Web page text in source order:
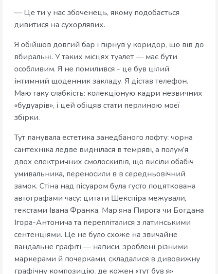
— Це ти у нас збоченець, якому подобається
дивитися на сухорлявих.
Я обійшов довгий бар і пірнув у коридор, що вів до
вбиральні. У таких місцях туалет — має бути
особливим. Я не помилився - це був цілий
інтимний щоденник закладу. Я дістав телефон.
Маю таку слабкість: колекціоную кадри незвичних
«будуарів», і цей обіцяв стати перлиною моєї
збірки.
Тут панувала естетика занедбаного лофту: чорна
сантехніка ледве виднілася в темряві, а полум’я
двох електричних смолоскипів, що висіли обабіч
умивальника, переносили в в середньовічний
замок. Стіна над пісуаром була густо поцяткована
автографами часу: цитати Шекспіра межували,
текстами Івана Франка, Мар’яна Пирога чи Богдана
Ігора-Антонича та перепліталися з латинськими
сентенціями. Це не було схоже на звичайне
вандальне графіті — написи, зроблені різними
маркерами й почерками, складалися в дивовижну
графічну композицію, де кожен «тут був я»